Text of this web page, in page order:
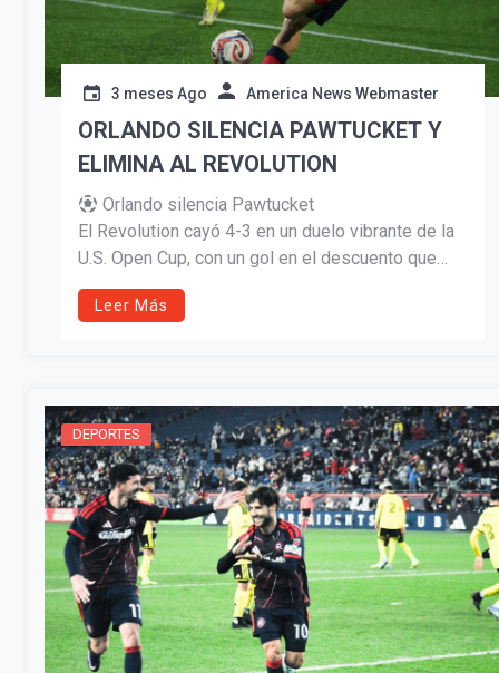
3 meses Ago America News Webmaster
ORLANDO SILENCIA PAWTUCKET Y
ELIMINA AL REVOLUTION
Orlando silencia Pawtucket
El Revolution cayó 4-3 en un duelo vibrante de la
U.S. Open Cup, con un gol en el descuento que
apagó las ilusiones locales.
Leer Más
DEPORTES